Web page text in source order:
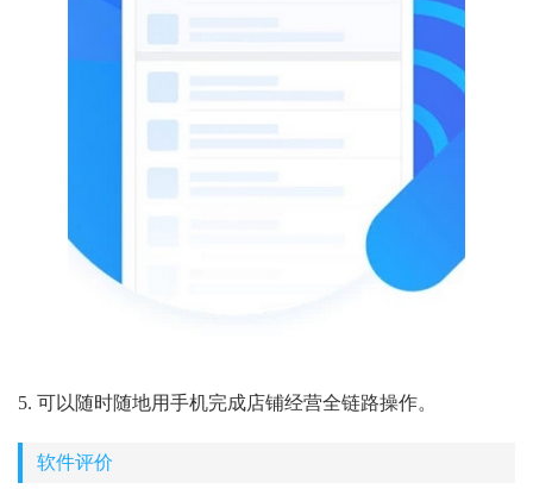
5. 可以随时随地用手机完成店铺经营全链路操作。
软件评价